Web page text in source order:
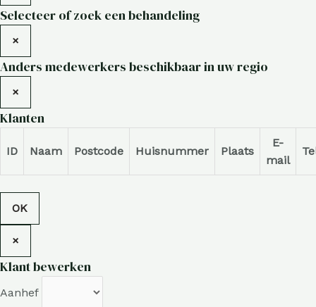
Selecteer of zoek een behandeling
×
Anders medewerkers beschikbaar in uw regio
×
Klanten
ID Naam Postcode Huisnummer Plaats
E-
mail
OK
×
Klant bewerken
Aanhef